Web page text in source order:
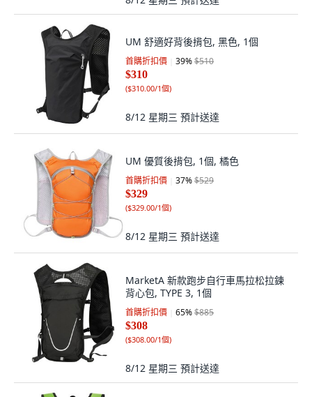
UM 舒適好背後揹包, 黑色, 1個
首購折扣價 39%$510
$310
($310.00/1個)
8/12 星期三 預計送達
UM 優質後揹包, 1個, 橘色
首購折扣價 37%$529
$329
($329.00/1個)
8/12 星期三 預計送達
MarketA 新款跑步自行車馬拉松拉鍊
背心包, TYPE 3, 1個
首購折扣價 65%$885
$308
($308.00/1個)
8/12 星期三 預計送達